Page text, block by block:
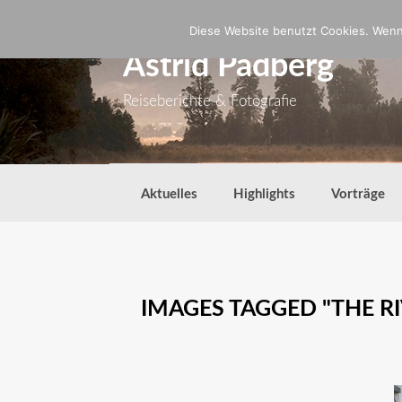
Astrid Padberg
Reiseberichte & Fotografie
Aktuelles Highlights Vorträge
IMAGES TAGGED "THE
Diese Website benutzt Cookies.